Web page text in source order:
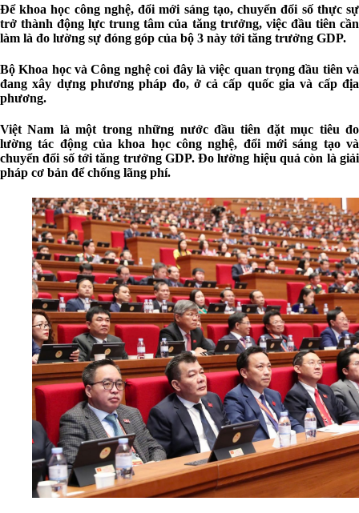
Để khoa học công nghệ, đổi mới sáng tạo, chuyển đổi số thực sự
trở thành động lực trung tâm của tăng trưởng, việc đầu tiên cần
làm là đo lường sự đóng góp của bộ 3 này tới tăng trưởng GDP.
Bộ Khoa học và Công nghệ coi đây là việc quan trọng đầu tiên và
đang xây dựng phương pháp đo, ở cả cấp quốc gia và cấp địa
phương.
Việt Nam là một trong những nước đầu tiên đặt mục tiêu đo
lường tác động của khoa học công nghệ, đổi mới sáng tạo và
chuyển đổi số tới tăng trưởng GDP. Đo lường hiệu quả còn là giải
pháp cơ bản để chống lãng phí.